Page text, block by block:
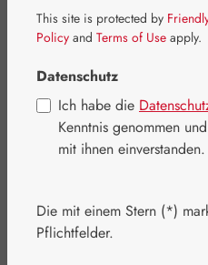
35,60 €
Inhalt: 0.05 Liter (712,00 € / 1
Preise inkl. MwSt. zzgl.
This site is protected by
Policy and Terms of Use apply.
Datenschutz
Ich habe die
Kenntnis genommen
mit ihnen einverstanden.
Die mit einem Stern (*)
Pflichtfelder.